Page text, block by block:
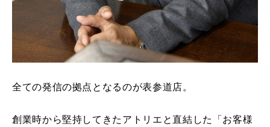
全ての発信の拠点となるのが表参道店。
創業時から堅持してきたアトリエと直結した「お客様